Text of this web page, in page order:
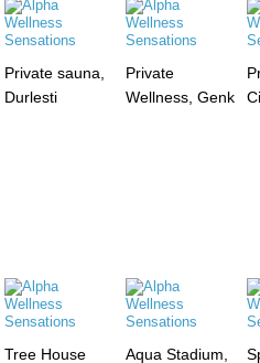
Private sauna,
Durlesti
Private
Wellness, Genk
Tree House Aqua Stadium,